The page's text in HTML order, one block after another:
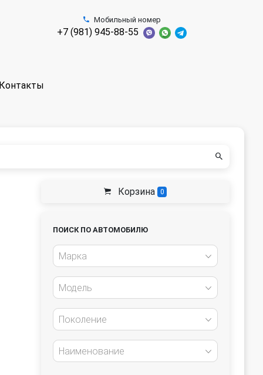
Мобильный номер
+7 (981) 945-88-55
Контакты
Корзина 0
ПОИСК ПО АВТОМОБИЛЮ
Марка
Модель
Поколение
Наименование